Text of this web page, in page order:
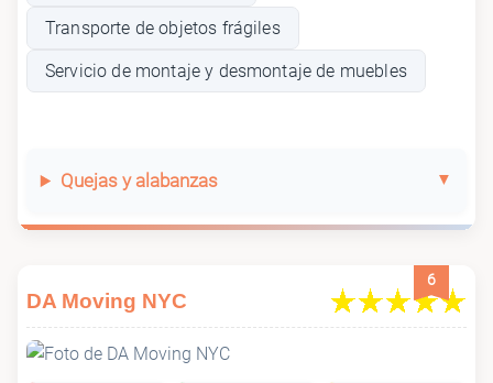
Transporte de objetos frágiles
Servicio de montaje y desmontaje de muebles
Quejas y alabanzas
6
DA Moving NYC